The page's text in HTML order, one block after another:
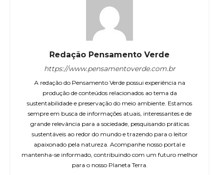
Redação Pensamento Verde
https://www.pensamentoverde.com.br
A redação do Pensamento Verde possui experiência na
produção de conteúdos relacionados ao tema da
sustentabilidade e preservação do meio ambiente. Estamos
sempre em busca de informações atuais, interessantes e de
grande relevância para a sociedade, pesquisando práticas
sustentáveis ao redor do mundo e trazendo para o leitor
apaixonado pela natureza. Acompanhe nosso portal e
mantenha-se informado, contribuindo com um futuro melhor
para o nosso Planeta Terra.